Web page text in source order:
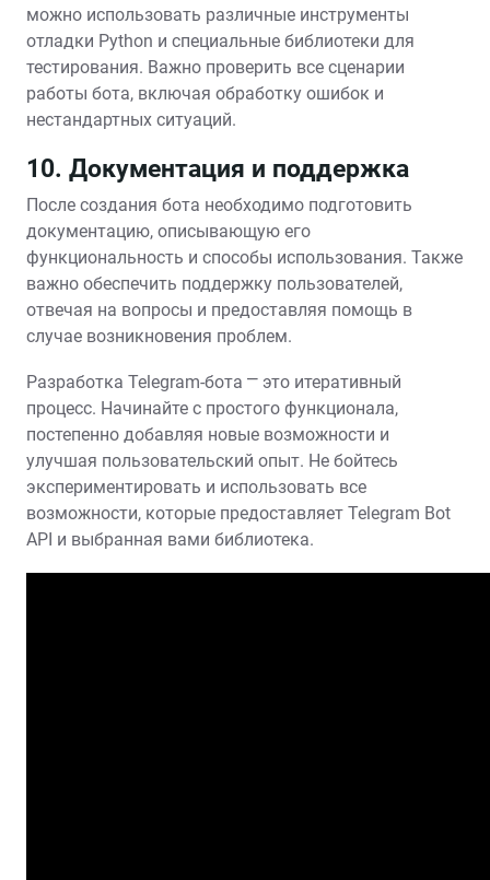
можно использовать различные инструменты
отладки Python и специальные библиотеки для
тестирования. Важно проверить все сценарии
работы бота, включая обработку ошибок и
нестандартных ситуаций.
10. Документация и поддержка
После создания бота необходимо подготовить
документацию, описывающую его
функциональность и способы использования. Также
важно обеспечить поддержку пользователей,
отвечая на вопросы и предоставляя помощь в
случае возникновения проблем.
Разработка Telegram-бота ⎻ это итеративный
процесс. Начинайте с простого функционала,
постепенно добавляя новые возможности и
улучшая пользовательский опыт. Не бойтесь
экспериментировать и использовать все
возможности, которые предоставляет Telegram Bot
API и выбранная вами библиотека.